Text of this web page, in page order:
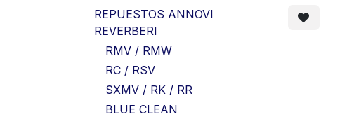
REPUESTOS ANNOVI
REVERBERI
RMV / RMW
RC / RSV
SXMV / RK / RR
BLUE CLEAN